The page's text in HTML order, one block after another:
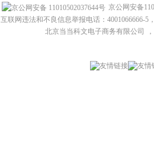
京公网安备
互联网违法和不良信息举报电话：4001066666-5
北京当当科文电子商务有限公司